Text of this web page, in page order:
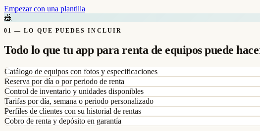
Empezar con una plantilla
🎪
01 — LO QUE PUEDES INCLUIR
Todo lo que tu app para renta de equipos puede
Catálogo de equipos con fotos y especificaciones
Reserva por día o por periodo de renta
Control de inventario y unidades disponibles
Tarifas por día, semana o periodo personalizado
Perfiles de clientes con su historial de rentas
Cobro de renta y depósito en garantía